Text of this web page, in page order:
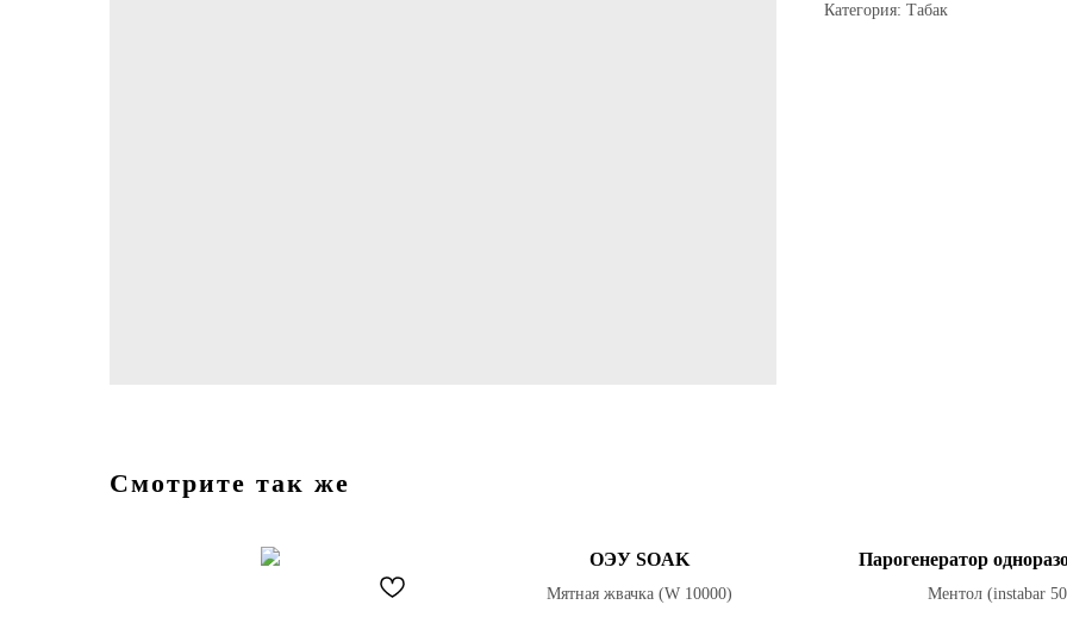
Категория: Табак
Смотрите так же
ОЭУ SOAK
Мятная жвачка (W 10000)
Парогенератор
Ментол (instabar